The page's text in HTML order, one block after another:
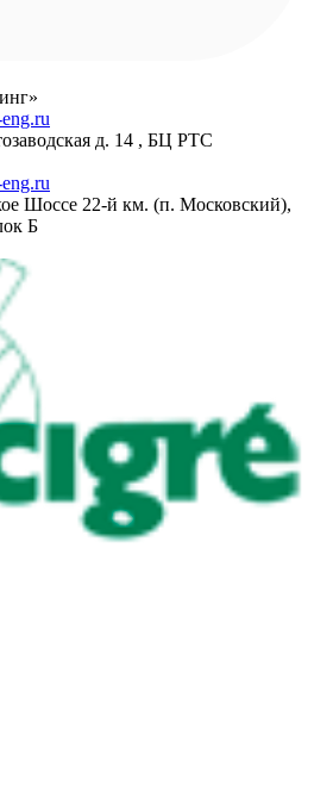
д. 14 , БЦ РТС
Шоссе 22-й км. (п. Московский),
Б